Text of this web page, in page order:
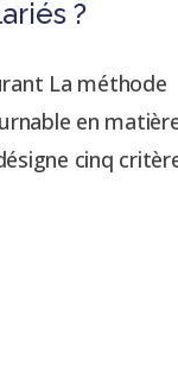
?
La méthode
en
cinq